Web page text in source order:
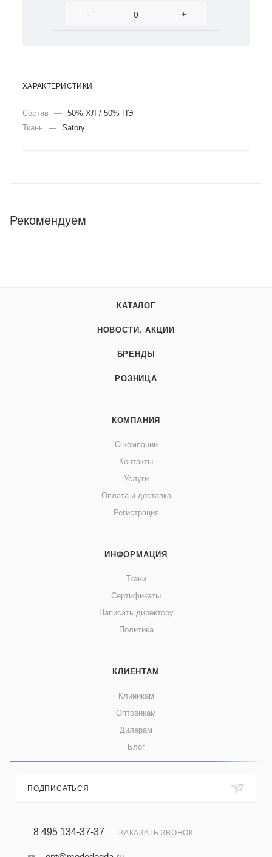
-
+
ХАРАКТЕРИСТИКИ
Состав — 50% ХЛ / 50% ПЭ
Ткань
— Satory
Рекомендуем
КАТАЛОГ
НОВОСТИ, АКЦИИ
БРЕНДЫ
РОЗНИЦА
КОМПАНИЯ
О компании
Контакты
Услуги
Оплата и доставка
Регистрация
ИНФОРМАЦИЯ
Ткани
Сертификаты
Написать директору
Политика
КЛИЕНТАМ
Клиникам
Оптовикам
Дилерам
Блог
ПОДПИСАТЬСЯ
8 495 134-37-37 ЗАКАЗАТЬ ЗВОНОК